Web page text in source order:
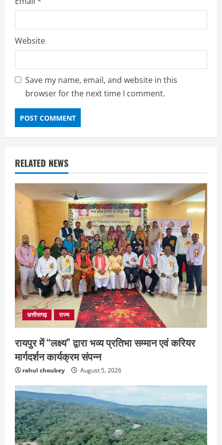
Website
Save my name, email, and website in this
browser for the next time I comment.
RELATED NEWS
छत्तीसगढ़ राज्य
रायपुर में “लक्ष्य” द्वारा भव्य प्रतिभा सम्मान एवं करियर
मार्गदर्शन कार्यक्रम संपन्न
rahul choubey August 5, 2026